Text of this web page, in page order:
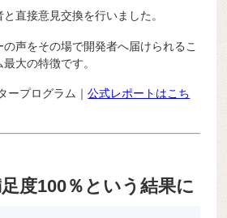
直接意見交換を行いました。
声をその場で開発者へ届けられるこ
大の特徴です。
ープログラム｜公式レポートはこち
度100％という結果に